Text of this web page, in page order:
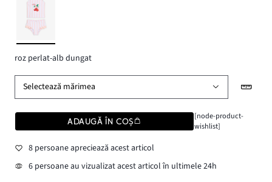
roz perlat-alb dungat
Selectează mărimea
ADAUGĂ ÎN COȘ
[node-product-
wishlist]
8 persoane apreciează acest articol
6 persoane au vizualizat acest articol în ultimele 24h